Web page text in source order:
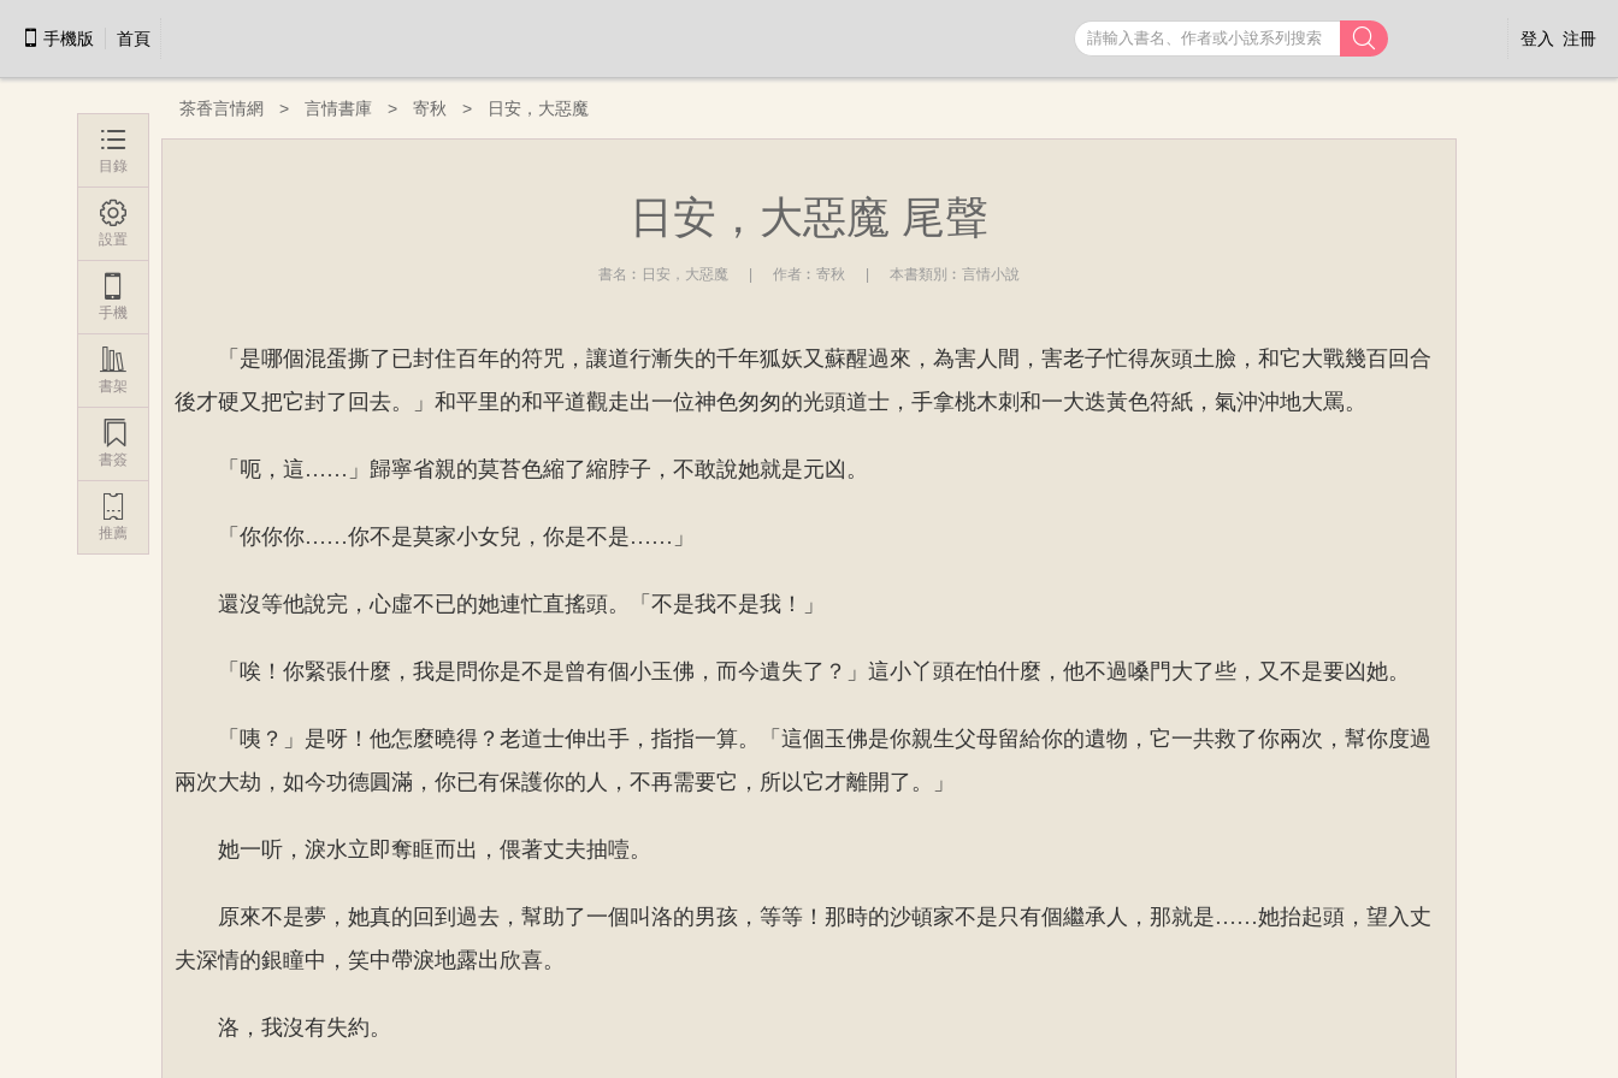
手機版 首頁 登入 注冊

茶香言情網 言情書庫 寄秋 日安，大惡魔
日安，大惡魔 尾聲
書名︰ 日安，大惡魔 作者︰ 寄秋 本書類別︰ 言情小說
「是哪個混蛋撕了已封住百年的符咒，讓道行漸失的千年狐妖又蘇醒過來，為害人間，害老子忙得灰頭土臉，和它大戰幾百回合
後才硬又把它封了回去。」和平里的和平道觀走出一位神色匆匆的光頭道士，手拿桃木刺和一大迭黃色符紙，氣沖沖地大罵。
「呃，這……」歸寧省親的莫苔色縮了縮脖子，不敢說她就是元凶。
「你你你……你不是莫家小女兒，你是不是……」
還沒等他說完，心虛不已的她連忙直搖頭。「不是我不是我！」
「唉！你緊張什麼，我是問你是不是曾有個小玉佛，而今遺失了？」這小丫頭在怕什麼，他不過嗓門大了些，又不是要凶她。
「咦？」是呀！他怎麼曉得？老道士伸出手，指指一算。「這個玉佛是你親生父母留給你的遺物，它一共救了你兩次，幫你度過
兩次大劫，如今功德圓滿，你已有保護你的人，不再需要它，所以它才離開了。」
她一听，淚水立即奪眶而出，偎著丈夫抽噎。
原來不是夢，她真的回到過去，幫助了一個叫洛的男孩，等等！那時的沙頓家不是只有個繼承人，那就是……她抬起頭，望入丈
夫深情的銀瞳中，笑中帶淚地露出欣喜。
洛，我沒有失約。

目錄

設置
手機

書架

書簽

推薦